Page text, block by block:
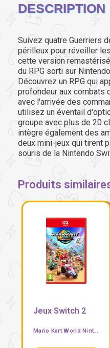
DESCRIPTION
Suivez quatre Guerriers
périlleux pour réveiller
cette version
du RPG sorti sur Nintendo
Découvrez un RPG qui
profondeur aux combats
avec l'arrivée des
utilisez un éventail
groupe avec plus de 20
intègre également des
deux mini-jeux qui tirent
souris de la Nintendo
Produits
Jeux Switch 2
Mario Kart World Nintendo Switch 2